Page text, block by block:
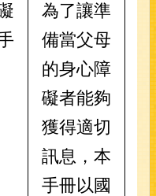
為了讓準
備當父母
的身心障
礙者能夠
獲得適切
訊息，本
手冊以國